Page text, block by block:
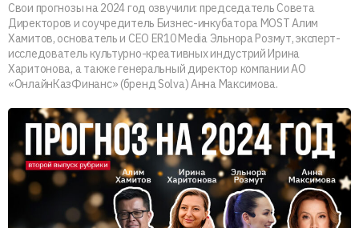
Свои прогнозы на 2024 год озвучили: председатель Совета
Директоров и соучредитель Бизнес-инкубатора MOST Алим
Хамитов, основатель и CEO ER10 Media Эльнора Розмут, эксперт-
исследователь культурно-креативных индустрий Ирина
Харитонова, а также генеральный директор компании АО
«ОнлайнКазФинанс» (бренд Solva) Анна Максимова.